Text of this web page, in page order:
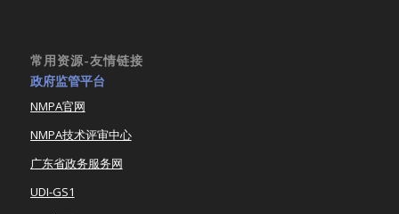
常用资源-友情链接
政府监管平台
NMPA官网
NMPA技术评审中心
广东省政务服务网
UDI-GS1